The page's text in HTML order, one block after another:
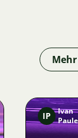
IP
Ivan
Paule